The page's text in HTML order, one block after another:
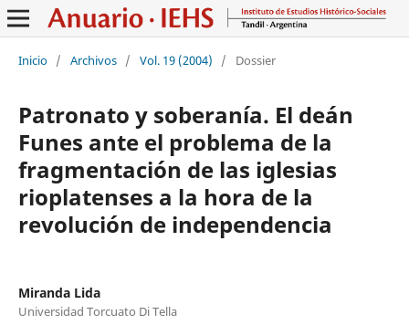
Inicio / Archivos / Vol. 19 (2004) / Dossier
Patronato y soberanía. El deán
Funes ante el problema de la
fragmentación de las iglesias
rioplatenses a la hora de la
revolución de independencia
Miranda Lida
Universidad Torcuato Di Tella